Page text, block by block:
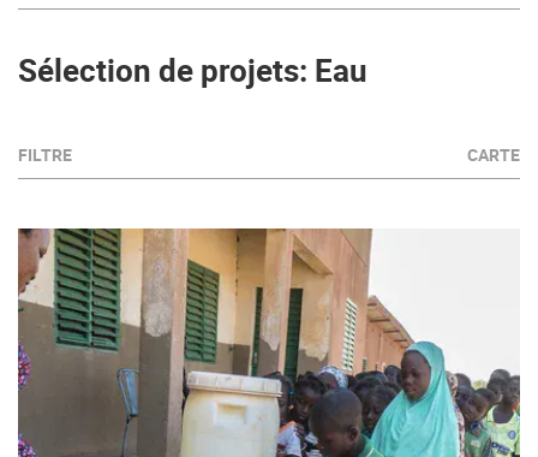
Sélection de projets: Eau
FILTRE CARTE